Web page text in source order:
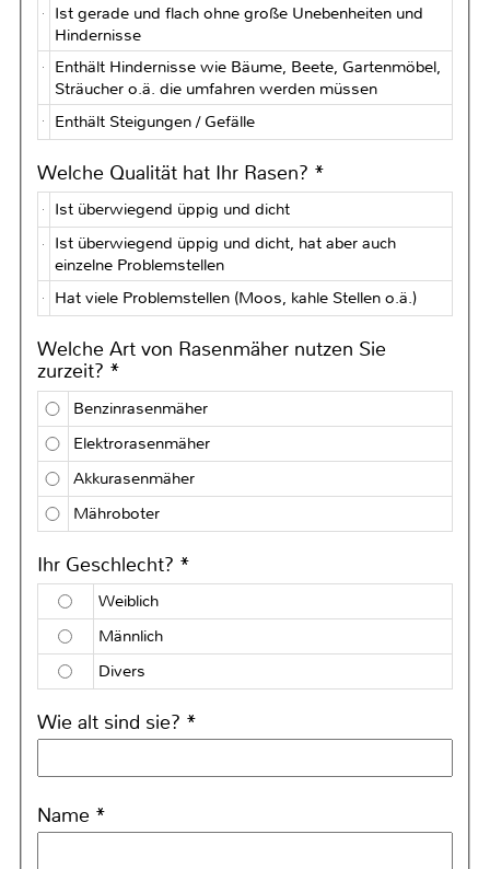
Ist gerade und flach ohne große Unebenheiten und
Hindernisse
Enthält Hindernisse wie Bäume, Beete, Gartenmöbel,
Sträucher o.ä. die umfahren werden müssen
Enthält Steigungen / Gefälle
Welche Qualität hat Ihr Rasen? *
Ist überwiegend üppig und dicht
Ist überwiegend üppig und dicht, hat aber auch
einzelne Problemstellen
Hat viele Problemstellen (Moos, kahle Stellen o.ä.)
Welche Art von Rasenmäher nutzen Sie
zurzeit? *
Benzinrasenmäher
Elektrorasenmäher
Akkurasenmäher
Mähroboter
Ihr Geschlecht? *
Weiblich
Männlich
Divers
Wie alt sind sie? *
Name *